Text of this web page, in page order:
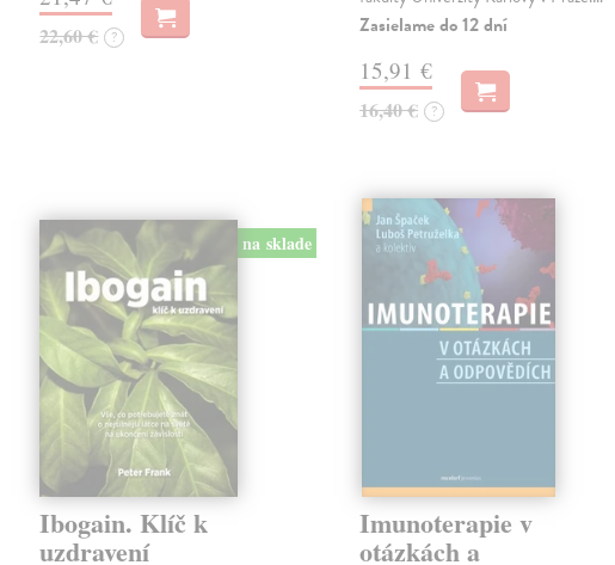
22,60 € ? Zasielame do 12 dní
15,91 €
16,40 € ?
na sklade
Ibogain. Klíč k
uzdravení
Imunoterapie v
otázkách a